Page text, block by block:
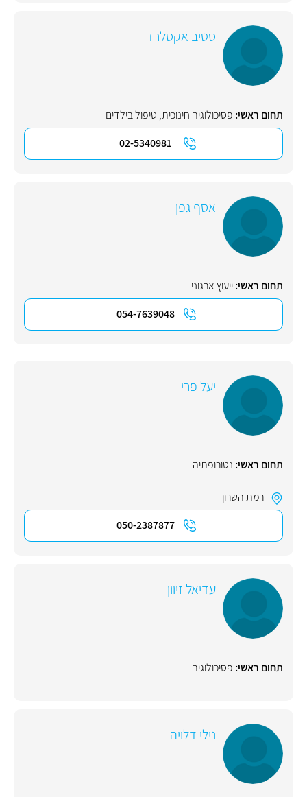
סטיב אקסלרד
תחום ראשי: פסיכולוגיה חינוכית, טיפול בילדים
02-5340981
אסף גפן
תחום ראשי:ייעוץ ארגוני
054-7639048
יעל פרי
תחום ראשי: נטורופתיה
רמת השרון
050-2387877
עדיאל זיוון
תחום ראשי: פסיכולוגיה
נילי דלויה